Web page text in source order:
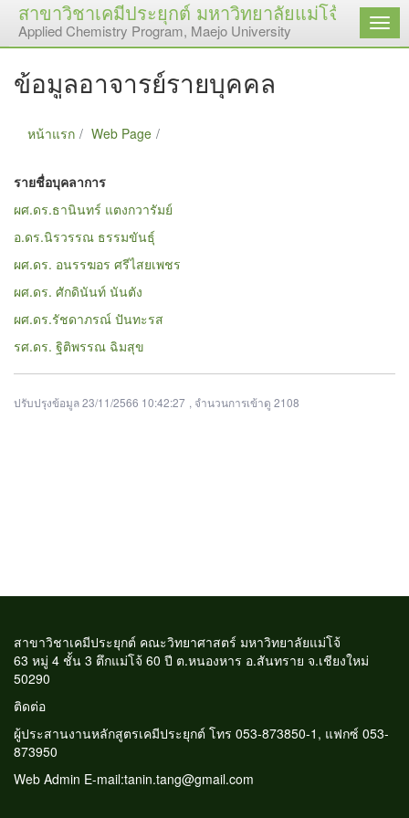
สาขาวิชาเคมีประยุกต์ มหาวิทยาลัยแม่โจ้
Applied Chemistry Program, Maejo University เมนู
ข้อมูลอาจารย์รายบุคคล
หน้าแรก Web Page
รายชื่อบุคลาการ
ผศ.ดร.ธานินทร์ แตงกวารัมย์
อ.ดร.นิรวรรณ ธรรมขันธุ์
ผศ.ดร. อนรรฆอร ศรีไสยเพชร
ผศ.ดร. ศักดินันท์ นันตัง
ผศ.ดร.รัชดาภรณ์ ปันทะรส
รศ.ดร. ฐิติพรรณ ฉิมสุข
ปรับปรุงข้อมูล 23/11/2566 10:42:27 , จำนวนการเข้าดู 2108
สาขาวิชาเคมีประยุกต์ คณะวิทยาศาสตร์ มหาวิทยาลัยแม่โจ้
63 หมู่ 4 ชั้น 3 ตึกแม่โจ้ 60 ปี ต.หนองหาร อ.สันทราย จ.เชียงใหม่
50290
ติดต่อ
ผู้ประสานงานหลักสูตรเคมีประยุกต์ โทร 053-873850-1, แฟกซ์ 053-
873950
Web Admin E-mail:tanin.tang@gmail.com